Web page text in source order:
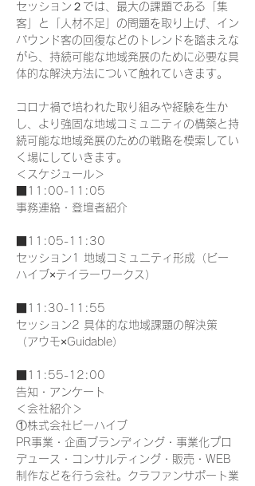
セッション２では、最大の課題である「集
客」と「人材不足」の問題を取り上げ、イン
バウンド客の回復などのトレンドを踏まえな
がら、持続可能な地域発展のために必要な具
体的な解決方法について触れていきます。
コロナ禍で培われた取り組みや経験を生か
し、より強固な地域コミュニティの構築と持
続可能な地域発展のための戦略を模索してい
く場にしていきます。
＜スケジュール＞
■11:00-11:05
事務連絡・登壇者紹介
■11:05-11:30
セッション1 地域コミュニティ形成（ビー
ハイブ×テイラーワークス）
■11:30-11:55
セッション2 具体的な地域課題の解決策
（アウモ×Guidable）
■11:55-12:00
告知・アンケート
＜会社紹介＞
①株式会社ビーハイブ
PR事業・企画ブランディング・事業化プロ
デュース・コンサルティング・販売・WEB
制作などを行う会社。クラファンサポート業